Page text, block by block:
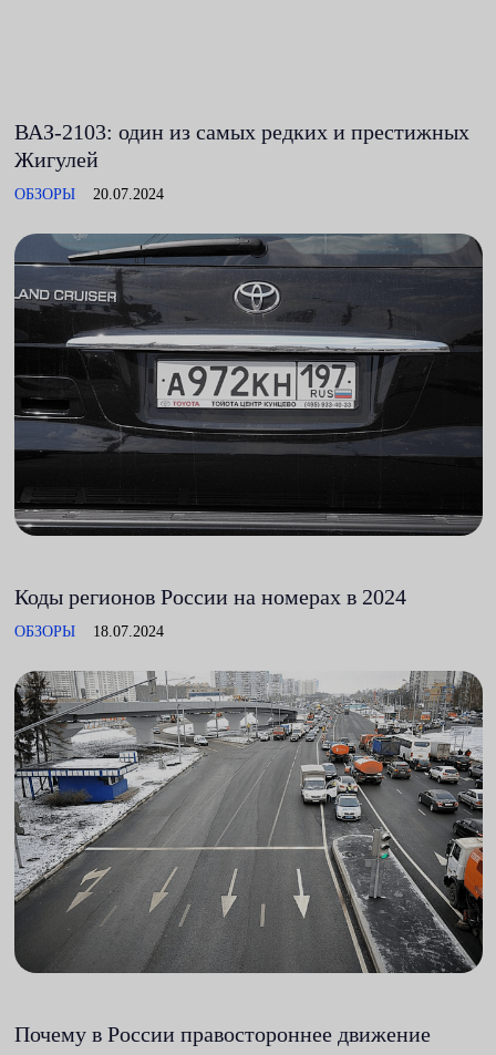
ВАЗ-2103: один из самых редких и престижных
Жигулей
ОБЗОРЫ 20.07.2024
Коды регионов России на номерах в 2024
ОБЗОРЫ 18.07.2024
Почему в России правостороннее движение